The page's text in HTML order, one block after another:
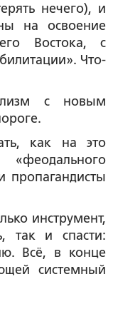
нечего), и
на освоение
Востока, с
Что-
с новым
как на это
пропагандисты
инструмент,
так и спасти:
Всё, в конце
системный